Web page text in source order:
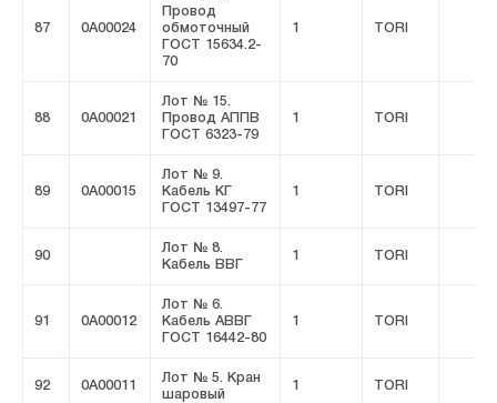
87 0A00024
Провод
обмоточный
ГОСТ 15634.2-
70
1 TORI
88 0A00021
Лот № 15.
Провод АППВ
ГОСТ 6323-79
1 TORI
89 0A00015
Лот № 9.
Кабель КГ
ГОСТ 13497-77
1 TORI
90
Лот № 8.
Кабель ВВГ
1 TORI
91 0A00012
Лот № 6.
Кабель АВВГ
ГОСТ 16442-80
1 TORI
92 0A00011
Лот № 5. Кран
шаровый
1 TORI